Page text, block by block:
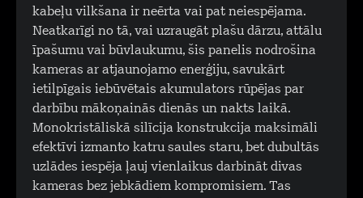
kabeļu vilkšana ir neērta vai pat neiespējama.
Neatkarīgi no tā, vai uzraugāt plašu dārzu, attālu
īpašumu vai būvlaukumu, šis panelis nodrošina
kameras ar atjaunojamo enerģiju, savukārt
ietilpīgais iebūvētais akumulators rūpējas par
darbību mākoņainās dienās un nakts laikā.
Monokristāliskā silīcija konstrukcija maksimāli
efektīvi izmanto katru saules staru, bet dubultās
uzlādes iespēja ļauj vienlaikus darbināt divas
kameras bez jebkādiem kompromisiem. Tas